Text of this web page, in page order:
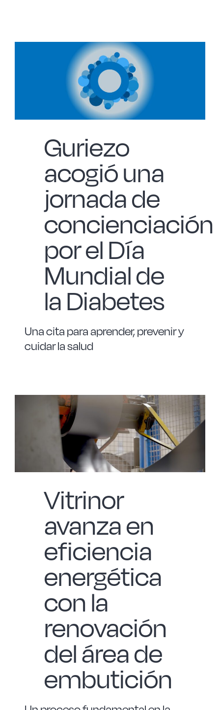
Guriezo
acogió una
jornada de
concienciación
por el Día
Mundial de
la Diabetes
Una cita para aprender, prevenir y
cuidar la salud
Vitrinor
avanza en
eficiencia
energética
con la
renovación
del área de
embutición